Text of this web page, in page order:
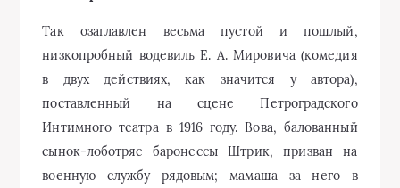
Так озаглавлен весьма пустой и пошлый,
низкопробный водевиль Е. А. Мировича (комедия
в двух действиях, как значится у автора),
поставленный на сцене Петроградского
Интимного театра в 1916 году. Вова, балованный
сынок-лоботряс баронессы Штрик, призван на
военную службу рядовым; мамаша за него в